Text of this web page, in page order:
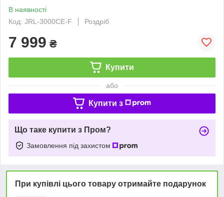
В наявності
Код: JRL-3000CE-F
Роздріб
7 999 ₴
Купити
або
Купити з
Що таке купити з Пром?
Замовлення під захистом
При купівлі цього товару отримайте подарунок